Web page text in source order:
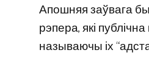
Апошняя заўвага
рэпера, які
называючы іх